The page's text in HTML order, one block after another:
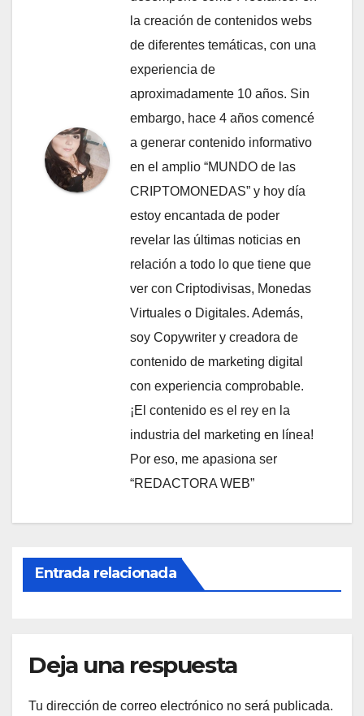
la creación de contenidos webs
de diferentes temáticas, con una
experiencia de
aproximadamente 10 años. Sin
embargo, hace 4 años comencé
a generar contenido informativo
en el amplio “MUNDO de las
CRIPTOMONEDAS” y hoy día
estoy encantada de poder
revelar las últimas noticias en
relación a todo lo que tiene que
ver con Criptodivisas, Monedas
Virtuales o Digitales. Además,
soy Copywriter y creadora de
contenido de marketing digital
con experiencia comprobable.
¡El contenido es el rey en la
industria del marketing en línea!
Por eso, me apasiona ser
“REDACTORA WEB”
Entrada relacionada
Deja una respuesta
Tu dirección de correo electrónico no será publicada.